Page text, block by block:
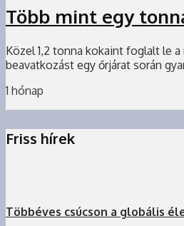
Több mint egy
Közel 1,2 tonna kokaint foglalt le
beavatkozást egy őrjárat során
1 hónap
Friss hírek
Többéves csúcson a globális